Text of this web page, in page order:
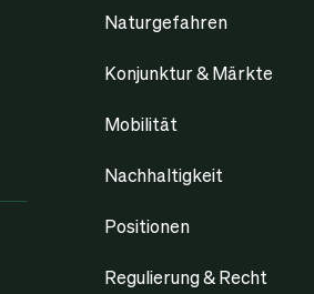
Naturgefahren
Konjunktur & Märkte
Mobilität
Nachhaltigkeit
Positionen
Regulierung & Recht